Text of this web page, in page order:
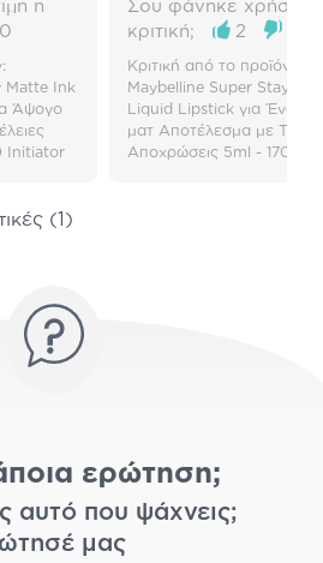
η
0
Matte Ink
Άψογο
Initiator
Σου φάνηκε χρήσιμη
κριτική;
2
Κριτική από το προϊόν:
Maybelline Super Stay
Liquid Lipstick για Ένα
ματ Αποτέλεσμα με
Αποχρώσεις 5ml - 170
(1)
ερώτηση;
αυτό που ψάχνεις;
μας